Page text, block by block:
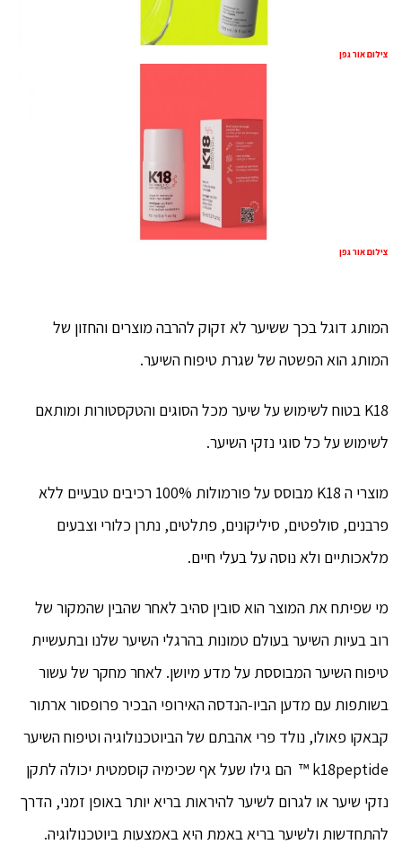
צילום אור גפן
צילום אור גפן
המותג דוגל בכך ששיער לא זקוק להרבה מוצרים והחזון של
המותג הוא הפשטה של שגרת טיפוח השיער.
K18 בטוח לשימוש על שיער מכל הסוגים והטקסטורות ומותאם
לשימוש על כל סוגי נזקי השיער.
מוצרי ה K18 מבוסס על פורמולות 100% רכיבים טבעיים ללא
פרבנים, סולפטים, סיליקונים, פתלטים, נתרן כלורי וצבעים
מלאכותיים ולא נוסה על בעלי חיים.
מי שפיתח את המוצר הוא סובין סהיב לאחר שהבין שהמקור של
רוב בעיות השיער בעולם טמונות בהרגלי השיער שלנו ובתעשיית
טיפוח השיער המבוססת על מדע מיושן. לאחר מחקר של עשור
בשותפות עם מדען הביו-הנדסה האירופי הבכיר פרופסור ארתור
קבאקו פאולו, נולד פרי אהבתם של הביוטכנולוגיה וטיפוח השיער
k18peptide ™ הם גילו שעל אף שכימיה קוסמטית יכולה לתקן
נזקי שיער או לגרום לשיער להיראות בריא יותר באופן זמני, הדרך
להתחדשות ולשיער בריא באמת היא באמצעות ביוטכנולוגיה.